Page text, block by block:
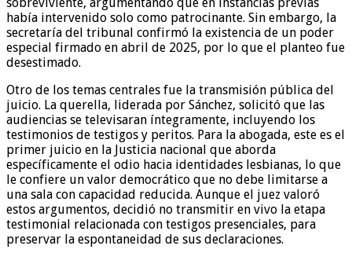
había intervenido solo como patrocinante. Sin embargo, la
secretaría del tribunal confirmó la existencia de un poder
especial firmado en abril de 2025, por lo que el planteo fue
desestimado.
Otro de los temas centrales fue la transmisión pública del
juicio. La querella, liderada por Sánchez, solicitó que las
audiencias se televisaran íntegramente, incluyendo los
testimonios de testigos y peritos. Para la abogada, este es el
primer juicio en la Justicia nacional que aborda
específicamente el odio hacia identidades lesbianas, lo que
le confiere un valor democrático que no debe limitarse a
una sala con capacidad reducida. Aunque el juez valoró
estos argumentos, decidió no transmitir en vivo la etapa
testimonial relacionada con testigos presenciales, para
preservar la espontaneidad de sus declaraciones.